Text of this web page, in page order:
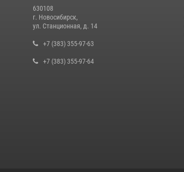
630108
г. Новосибирск,
ул. Станционная, д. 14
+7 (383) 355-97-63
+7 (383) 355-97-64